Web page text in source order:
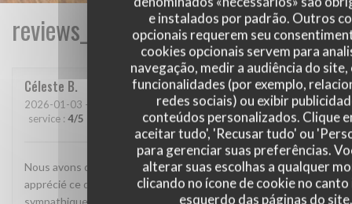
e instalados por padrão. Outros
opcionais requerem seu
cookies opcionais servem para
navegação, medir a audiência do
funcionalidades (por exemplo,
redes sociais) ou exibir
conteúdos personalizados. Clique
aceitar tudo', 'Recusar tudo' ou
para gerenciar suas preferências.
alterar suas escolhas a qualquer
clicando no ícone de cookie no
esquerdo das páginas do site.
Céleste B
2026-01-03 - 20:00 - guests 2
service : 4/5 4/5 menu:5/5 quality_price: 4/5
Nous avons découvert ce restaurant et avons beaucoup
apprécié ce que nous avons mangé. Le personnel était très